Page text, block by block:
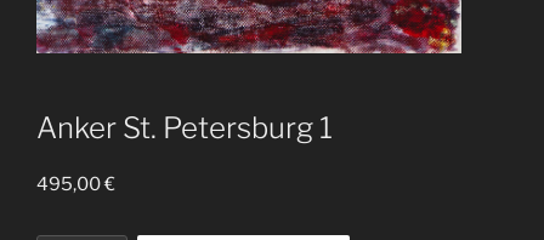
Anker St. Petersburg 1
495,00€